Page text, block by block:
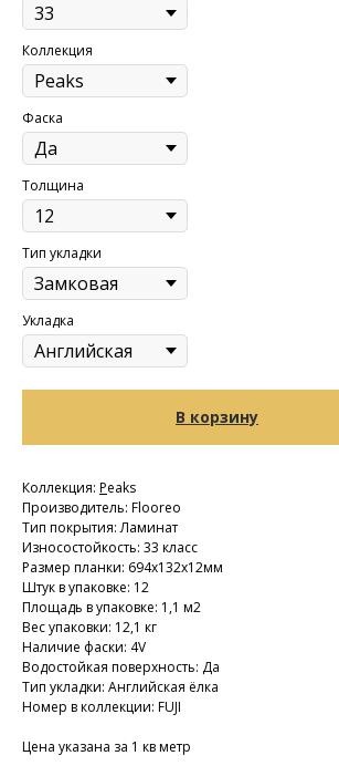
Коллекция
Фаска
Толщина
Тип укладки
Укладка
В корзину
Коллекция: Peaks
Производитель: Flooreo
Тип покрытия: Ламинат
Износостойкость: 33 класс
Размер планки: 694х132х12мм
Штук в упаковке: 12
Площадь в упаковке: 1,1 м2
Вес упаковки: 12,1 кг
Наличие фаски: 4V
Водостойкая поверхность: Да
Тип укладки: Английская ёлка
Номер в коллекции: FUJI
Цена указана за 1 кв метр